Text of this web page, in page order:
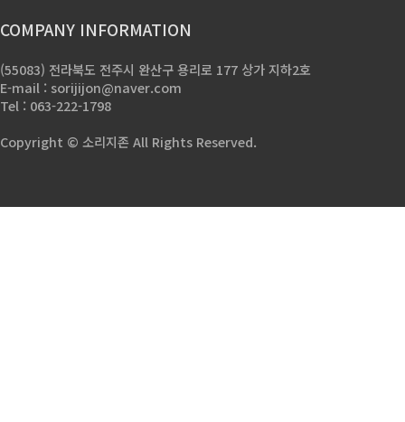
COMPANY INFORMATION
(55083) 전라북도 전주시 완산구 용리로 177 상가 지하2호
E-mail : sorijijon@naver.com
Tel : 063-222-1798
Copyright © 소리지존 All Rights Reserved.